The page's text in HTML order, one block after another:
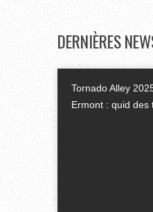
DERNIÈRES
Tornado Alley
Ermont : quid